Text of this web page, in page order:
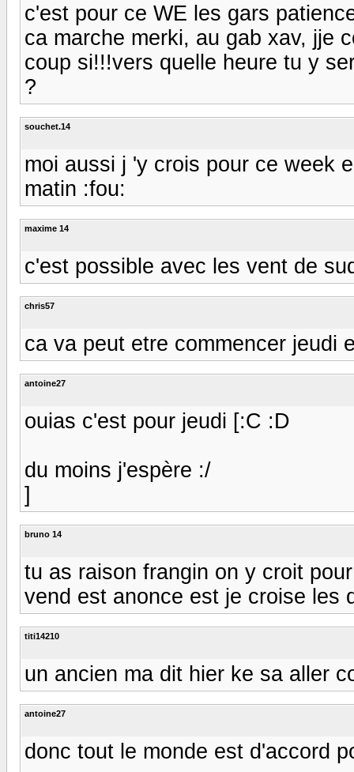
c'est pour ce WE les gars
ca marche merki, au gab xav, jje
coup si!!!vers quelle heure tu y
?
souchet.14
moi aussi j 'y crois pour ce week
matin :fou:
maxime 14
c'est possible avec les vent de
chris57
ca va peut etre commencer jeudi
antoine27
ouias c'est pour jeudi [:C :D
du moins j'espère :/
]
bruno 14
tu as raison frangin on y croit
vend est anonce est je croise les
titi14210
un ancien ma dit hier ke sa aller
antoine27
donc tout le monde est d'accord